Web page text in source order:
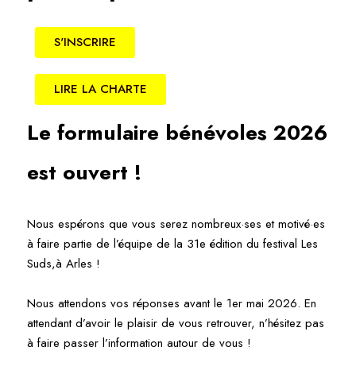
S'INSCRIRE
LIRE LA CHARTE
Le formulaire bénévoles 2026
est ouvert !
Nous espérons que vous serez nombreux·ses et motivé·es
à faire partie de l’équipe de la 31e édition du festival Les
Suds,à Arles !
Nous attendons vos réponses avant le 1er mai 2026. En
attendant d’avoir le plaisir de vous retrouver, n’hésitez pas
à faire passer l’information autour de vous !